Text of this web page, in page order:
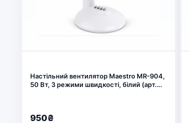
Настільний вентилятор Maestro MR-904,
50 Вт, 3 режими швидкості, білий (арт.
950₴